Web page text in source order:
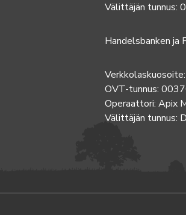
Välittäjän tunnus:
Handelsbanken ja
OVT-tunnus:
Operaattori: Apix
Välittäjän tunnus: